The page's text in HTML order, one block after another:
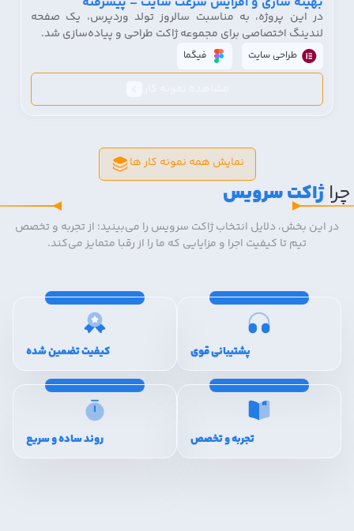
در این پروژه، به مناسبت سالروز تولد وردپرس، یک صفحه
لندینگ اختصاصی برای مجموعه ژاکت طراحی و پیاده‌سازی شد.
طراحی سایت فیگما
نمایش همه نمونه کار ها
چراژاکت سرویس
در این بخش، دلایل انتخاب ژاکت سرویس را می‌بینید؛ از تجربه و تخصص
تیم تا کیفیت اجرا و مزایایی که ما را از رقبا متمایز می‌کند.
پشتیبانی قوی کیفیت تضمین شده
تجربه و تخصص روند ساده و سریع